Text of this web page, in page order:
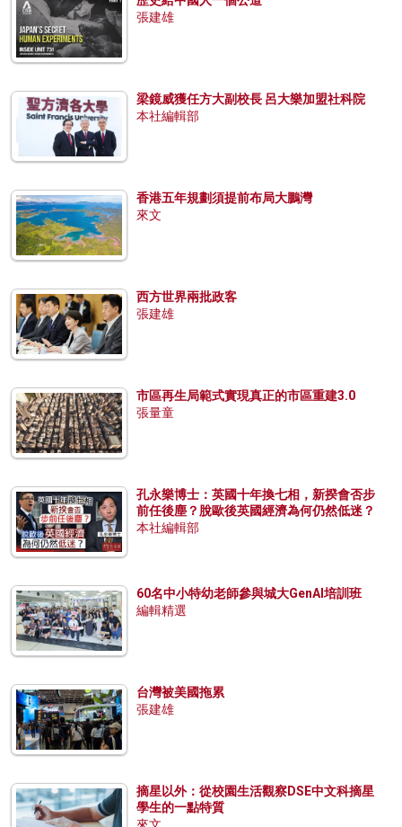
張建雄
梁鏡威獲任方大副校長 呂大樂加盟社科院
本社編輯部
香港五年規劃須提前布局大鵬灣
來文
西方世界兩批政客
張建雄
市區再生局範式實現真正的市區重建3.0
張量童
孔永樂博士：英國十年換七相，新揆會否步
前任後塵？脫歐後英國經濟為何仍然低迷？
本社編輯部
60名中小特幼老師參與城大GenAI培訓班
編輯精選
台灣被美國拖累
張建雄
摘星以外：從校園生活觀察DSE中文科摘星
學生的一點特質